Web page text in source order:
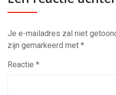
Je e-mailadres zal niet
zijn gemarkeerd met *
Reactie *